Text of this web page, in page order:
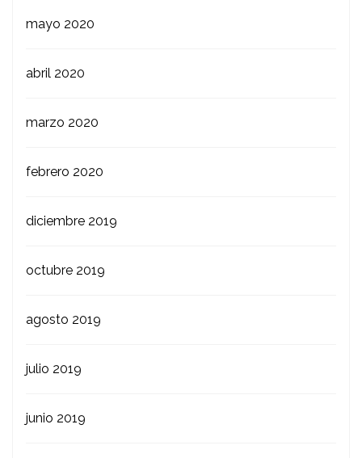
mayo 2020
abril 2020
marzo 2020
febrero 2020
diciembre 2019
octubre 2019
agosto 2019
julio 2019
junio 2019